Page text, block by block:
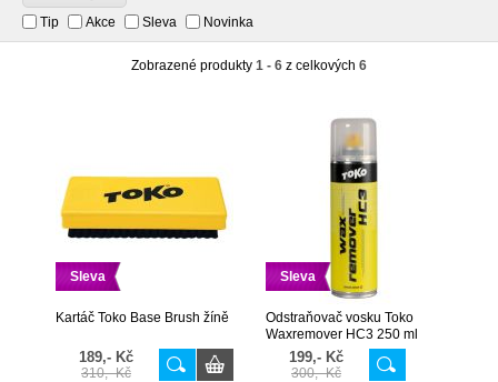
Tip
Akce Sleva Novinka
Zobrazené produkty 1 - 6 z celkových 6
Sleva
Kartáč Toko Base Brush žíně
189,- Kč
310,- Kč
Sleva
Odstraňovač vosku Toko
Waxremover HC3 250 ml
199,- Kč
300,- Kč